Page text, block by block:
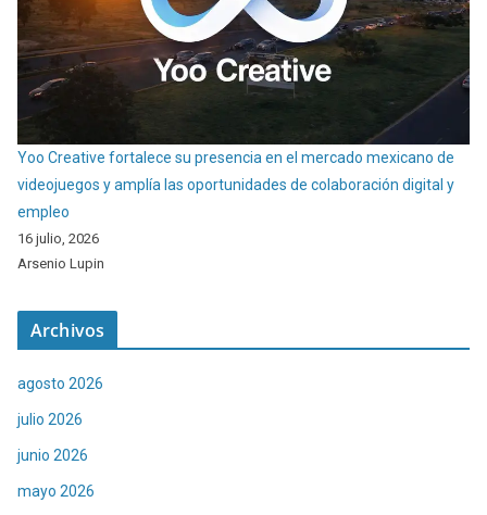
Yoo Creative fortalece su presencia en el mercado mexicano de
videojuegos y amplía las oportunidades de colaboración digital y
empleo
16 julio, 2026
Arsenio Lupin
Archivos
agosto 2026
julio 2026
junio 2026
mayo 2026